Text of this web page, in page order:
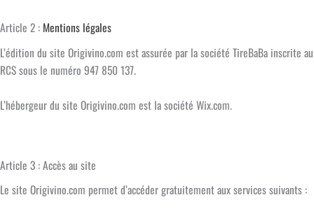
Article 2 : Mentions légales
L’édition du site Origivino.com est assurée par la société TireBaBa inscrite au
RCS sous le numéro 947 850 137.
L’hébergeur du site Origivino.com est la société Wix.com.
Article 3 : Accès au site
Le site Origivino.com permet d’accéder gratuitement aux services suivants :